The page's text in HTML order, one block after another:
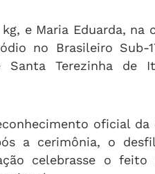
e Maria Eduarda, na
no Brasileiro Sub-
Santa Terezinha de
oficial
a cerimônia, o
celebrasse o feito